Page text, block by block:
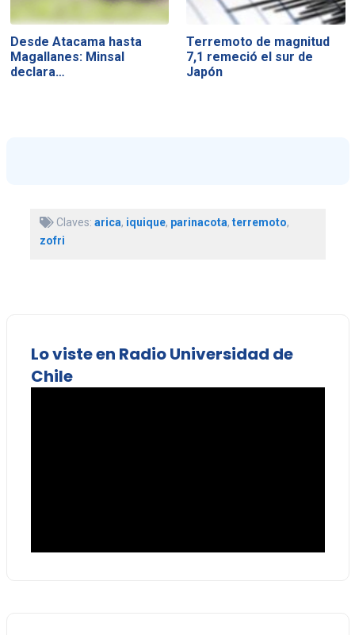
Desde Atacama hasta
Magallanes: Minsal
declara…
Terremoto de magnitud
7,1 remeció el sur de
Japón
Claves: arica, iquique, parinacota, terremoto,
zofri
Lo viste en Radio Universidad de
Chile